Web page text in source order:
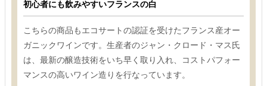
初心者にも飲みやすいフランスの白
こちらの商品もエコサートの認証を受けたフランス産オー
ガニックワインです。生産者のジャン・クロード・マス氏
は、最新の醸造技術をいち早く取り入れ、コストパフォー
マンスの高いワイン造りを行なっています。